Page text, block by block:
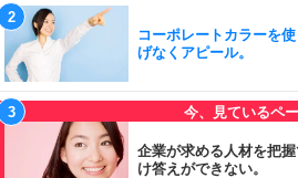
コーポレートカラーを
げなくアピール。
企業が求める人材を把
け答えができない。